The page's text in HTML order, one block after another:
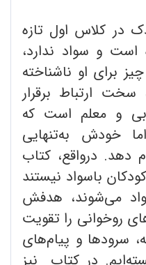
در کلاس اول تازه
و سواد ندارد،
برای او ناشناخته
ارتباط برقرار
و معلم است که
خودش به‌تنهایی
دهد. درواقع، کتاب
باسواد نیستند
می‌شوند، هدفش
روخوانی را تقویت
سرودها و پیام‌های
در کتاب نیز